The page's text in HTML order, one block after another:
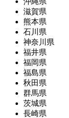
滋賀県
熊本県
石川県
神奈川県
福井県
福岡県
福島県
秋田県
群馬県
茨城県
長崎県